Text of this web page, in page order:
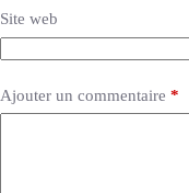
Site web
Ajouter un commentaire *